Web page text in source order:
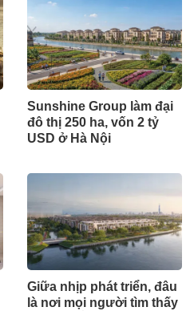
Sunshine Group làm đại
đô thị 250 ha, vốn 2 tỷ
USD ở Hà Nội
Giữa nhịp phát triển, đâu
là nơi mọi người tìm thấy